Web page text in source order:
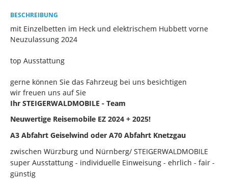
BESCHREIBUNG
mit Einzelbetten im Heck und elektrischem Hubbett vorne
Neuzulassung 2024
top Ausstattung
gerne können Sie das Fahrzeug bei uns besichtigen
wir freuen uns auf Sie
Ihr STEIGERWALDMOBILE - Team
Neuwertige Reisemobile EZ 2024 + 2025!
A3 Abfahrt Geiselwind oder A70 Abfahrt Knetzgau
zwischen Würzburg und Nürnberg/ STEIGERWALDMOBILE
super Ausstattung - individuelle Einweisung - ehrlich - fair -
günstig